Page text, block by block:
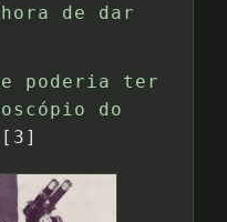
de dar
poderia ter
do
[3]